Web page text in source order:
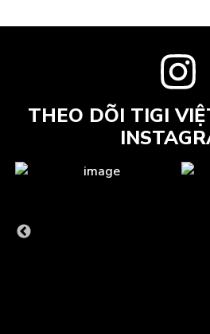
THEO DÕI TIGI